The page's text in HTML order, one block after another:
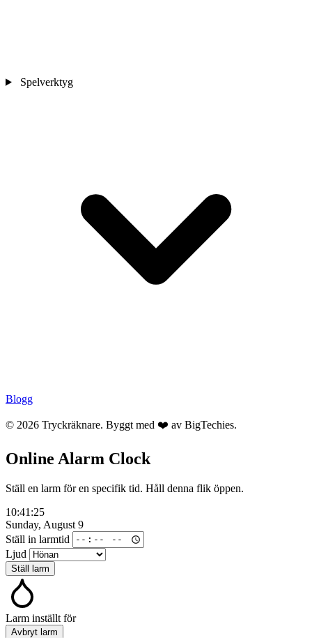
Spelverktyg
Blogg
© 2026 Tryckräknare. Byggt med ❤️ av BigTechies.
Online Alarm Clock
Ställ en larm för en specifik tid. Håll denna flik öppen.
10:41:25
Sunday, August 9
Ställ in larmtid
Ljud
Ställ larm
Larm inställt för
Avbryt larm